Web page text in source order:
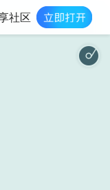
社区
你是人间